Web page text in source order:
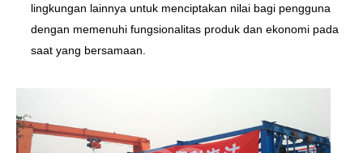
lingkungan lainnya untuk menciptakan nilai bagi pengguna
dengan memenuhi fungsionalitas produk dan ekonomi pada
saat yang bersamaan.